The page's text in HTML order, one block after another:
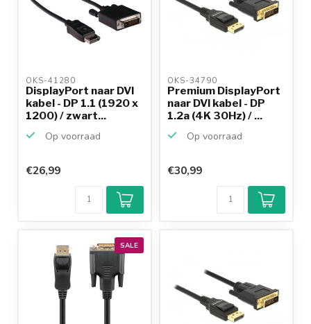
OKS-41280
DisplayPort naar DVI
kabel - DP 1.1 (1920 x
1200) / zwart...
Op voorraad
€26,99
OKS-34790
Premium DisplayPort
naar DVI kabel - DP
1.2a (4K 30Hz) / ...
Op voorraad
€30,99
SALE